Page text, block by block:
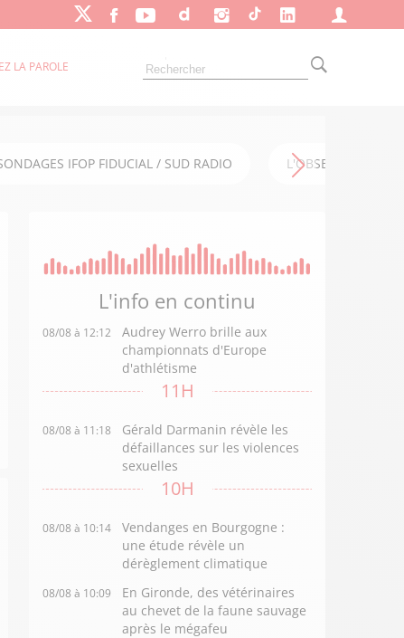
LA PAROLE
IFOP FIDUCIAL / SUD RADIO L'OBSERVATOIRE
L'info en continu
08/08 à 12:12
Audrey Werro brille aux
championnats d'Europe
d'athlétisme
11H
08/08 à 11:18
Gérald Darmanin révèle les
défaillances sur les violences
sexuelles
10H
08/08 à 10:14
Vendanges en Bourgogne :
une étude révèle un
dérèglement climatique
08/08 à 10:09
En Gironde, des vétérinaires
au chevet de la faune sauvage
après le mégafeu